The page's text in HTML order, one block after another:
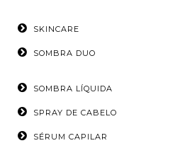
SKINCARE
SOMBRA DUO
SOMBRA LÍQUIDA
SPRAY DE CABELO
SÉRUM CAPILAR